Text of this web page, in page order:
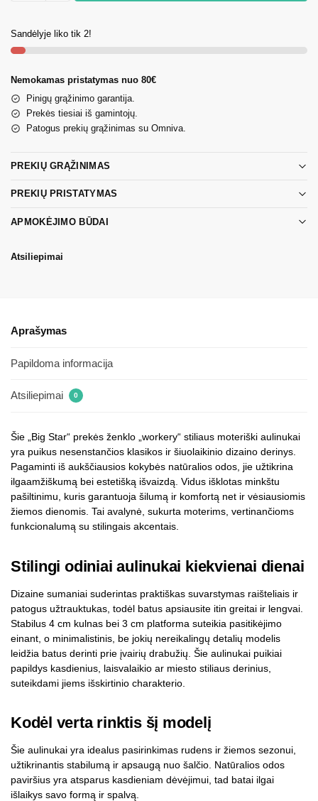
Sandėlyje liko tik 2!
Nemokamas pristatymas nuo 80€
Pinigų grąžinimo garantija.
Prekės tiesiai iš gamintojų.
Patogus prekių grąžinimas su Omniva.
PREKIŲ GRĄŽINIMAS
PREKIŲ PRISTATYMAS
APMOKĖJIMO BŪDAI
Atsiliepimai
Aprašymas
Papildoma informacija
Atsiliepimai 0
Šie „Big Star“ prekės ženklo „workery“ stiliaus moteriški aulinukai
yra puikus nesenstančios klasikos ir šiuolaikinio dizaino derinys.
Pagaminti iš aukščiausios kokybės natūralios odos, jie užtikrina
ilgaamžiškumą bei estetišką išvaizdą. Vidus išklotas minkštu
pašiltinimu, kuris garantuoja šilumą ir komfortą net ir vėsiausiomis
žiemos dienomis. Tai avalynė, sukurta moterims, vertinančioms
funkcionalumą su stilingais akcentais.
Stilingi odiniai aulinukai kiekvienai dienai
Dizaine sumaniai suderintas praktiškas suvarstymas raišteliais ir
patogus užtrauktukas, todėl batus apsiausite itin greitai ir lengvai.
Stabilus 4 cm kulnas bei 3 cm platforma suteikia pasitikėjimo
einant, o minimalistinis, be jokių nereikalingų detalių modelis
leidžia batus derinti prie įvairių drabužių. Šie aulinukai puikiai
papildys kasdienius, laisvalaikio ar miesto stiliaus derinius,
suteikdami jiems išskirtinio charakterio.
Kodėl verta rinktis šį modelį
Šie aulinukai yra idealus pasirinkimas rudens ir žiemos sezonui,
užtikrinantis stabilumą ir apsaugą nuo šalčio. Natūralios odos
paviršius yra atsparus kasdieniam dėvėjimui, tad batai ilgai
išlaikys savo formą ir spalvą.